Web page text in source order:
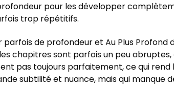
pour les développer
trop répétitifs.
de profondeur et Au Plus Profond
chapitres sont parfois un peu abruptes,
pas toujours parfaitement, ce qui
subtilité et nuance, mais qui manque